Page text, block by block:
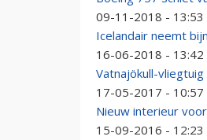
09-11-2018 - 13:53
Icelandair neemt
16-06-2018 - 13:42
Vatnajökull-vliegtuig
17-05-2017 - 10:57
Nieuw interieur
15-09-2016 - 12:23